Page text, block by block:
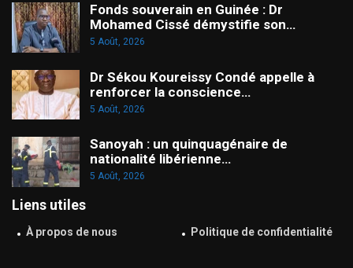
Fonds souverain en Guinée : Dr
Mohamed Cissé démystifie son…
5 Août, 2026
Dr Sékou Koureissy Condé appelle à
renforcer la conscience…
5 Août, 2026
Sanoyah : un quinquagénaire de
nationalité libérienne…
5 Août, 2026
Liens utiles
À propos de nous Politique de confidentialité